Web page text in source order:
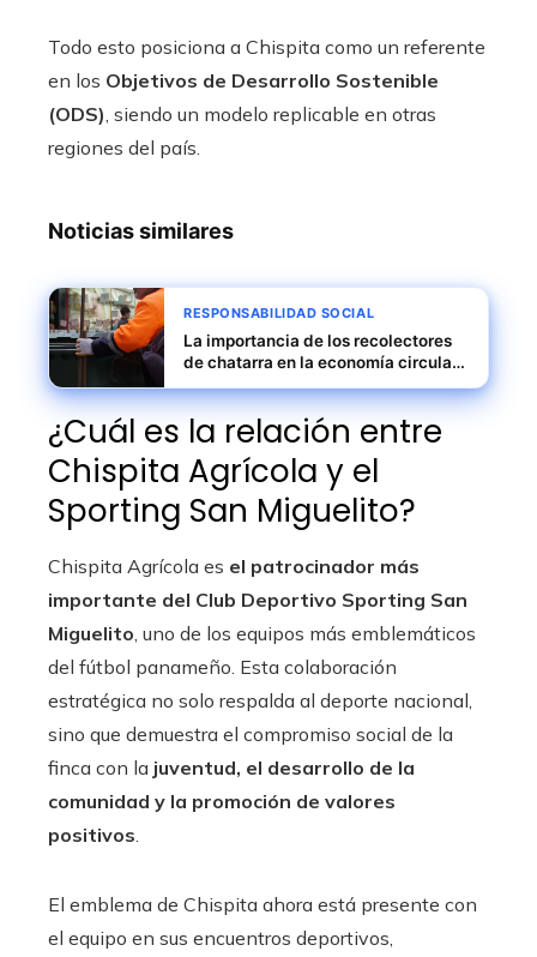
Todo esto posiciona a Chispita como un referente
en los Objetivos de Desarrollo Sostenible
(ODS) , siendo un modelo replicable en otras
regiones del país.
Noticias similares
RESPONSABILIDAD SOCIAL
La importancia de los recolectores
de chatarra en la economía circular
y la producción ecológica de acero
¿Cuál es la relación entre
Chispita Agrícola y el
Sporting San Miguelito?
Chispita Agrícola es el patrocinador más
importante del Club Deportivo Sporting San
Miguelito , uno de los equipos más emblemáticos
del fútbol panameño. Esta colaboración
estratégica no solo respalda al deporte nacional,
sino que demuestra el compromiso social de la
finca con la juventud, el desarrollo de la
comunidad y la promoción de valores
positivos
El emblema de Chispita ahora está presente con
el equipo en sus encuentros deportivos,